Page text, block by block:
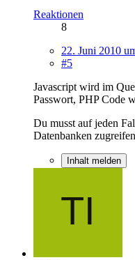
Reaktionen
8
22. Juni 2010
#5
Javascript wird im
Passwort, PHP Code
Du musst auf jeden
Datenbanken
Inhalt melden